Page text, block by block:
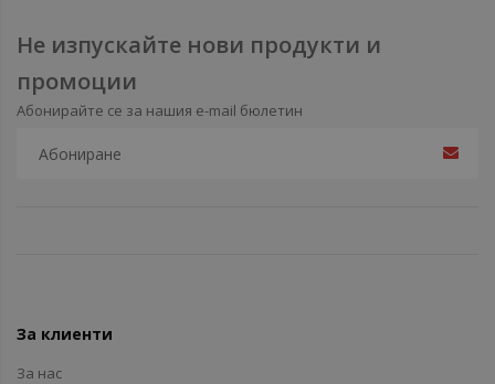
Не изпускайте нови продукти и
промоции
Абонирайте се за нашия e-mail бюлетин
За клиенти
За нас